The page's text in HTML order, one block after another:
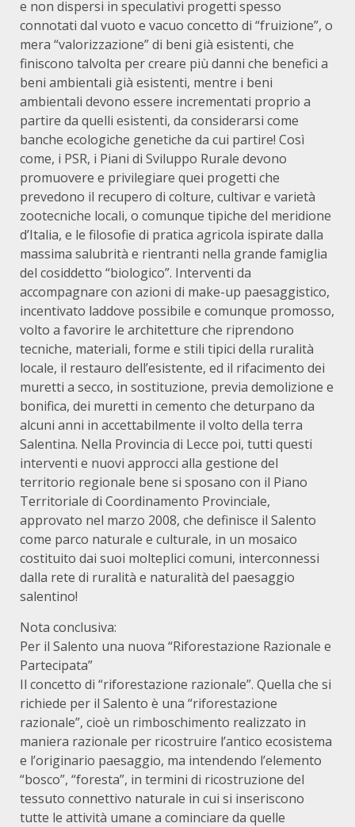
e non dispersi in speculativi progetti spesso
connotati dal vuoto e vacuo concetto di “fruizione”, o
mera “valorizzazione” di beni già esistenti, che
finiscono talvolta per creare più danni che benefici a
beni ambientali già esistenti, mentre i beni
ambientali devono essere incrementati proprio a
partire da quelli esistenti, da considerarsi come
banche ecologiche genetiche da cui partire! Così
come, i PSR, i Piani di Sviluppo Rurale devono
promuovere e privilegiare quei progetti che
prevedono il recupero di colture, cultivar e varietà
zootecniche locali, o comunque tipiche del meridione
d’Italia, e le filosofie di pratica agricola ispirate dalla
massima salubrità e rientranti nella grande famiglia
del cosiddetto “biologico”. Interventi da
accompagnare con azioni di make-up paesaggistico,
incentivato laddove possibile e comunque promosso,
volto a favorire le architetture che riprendono
tecniche, materiali, forme e stili tipici della ruralità
locale, il restauro dell’esistente, ed il rifacimento dei
muretti a secco, in sostituzione, previa demolizione e
bonifica, dei muretti in cemento che deturpano da
alcuni anni in accettabilmente il volto della terra
Salentina. Nella Provincia di Lecce poi, tutti questi
interventi e nuovi approcci alla gestione del
territorio regionale bene si sposano con il Piano
Territoriale di Coordinamento Provinciale,
approvato nel marzo 2008, che definisce il Salento
come parco naturale e culturale, in un mosaico
costituito dai suoi molteplici comuni, interconnessi
dalla rete di ruralità e naturalità del paesaggio
salentino!
Nota conclusiva:
Per il Salento una nuova “Riforestazione Razionale e
Partecipata”
Il concetto di “riforestazione razionale”. Quella che si
richiede per il Salento è una “riforestazione
razionale”, cioè un rimboschimento realizzato in
maniera razionale per ricostruire l’antico ecosistema
e l’originario paesaggio, ma intendendo l’elemento
“bosco”, “foresta”, in termini di ricostruzione del
tessuto connettivo naturale in cui si inseriscono
tutte le attività umane a cominciare da quelle